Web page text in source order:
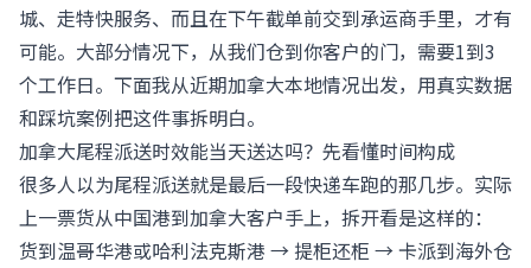
城、走特快服务、而且在下午截单前交到承运商手里，才有
可能。大部分情况下，从我们仓到你客户的门，需要1到3
个工作日。下面我从近期加拿大本地情况出发，用真实数据
和踩坑案例把这件事拆明白。
加拿大尾程派送时效能当天送达吗？先看懂时间构成
很多人以为尾程派送就是最后一段快递车跑的那几步。实际
上一票货从中国港到加拿大客户手上，拆开看是这样的：
货到温哥华港或哈利法克斯港 → 提柜还柜 → 卡派到海外仓